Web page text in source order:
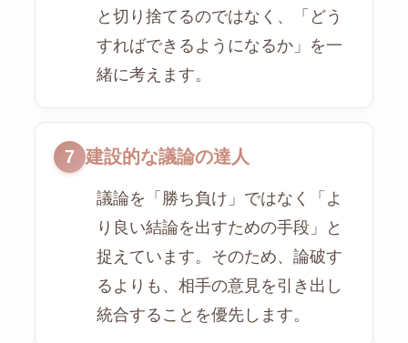
と切り捨てるのではなく、「どう
すればできるようになるか」を一
緒に考えます。
7 建設的な議論の達人
議論を「勝ち負け」ではなく「よ
り良い結論を出すための手段」と
捉えています。そのため、論破す
るよりも、相手の意見を引き出し
統合することを優先します。